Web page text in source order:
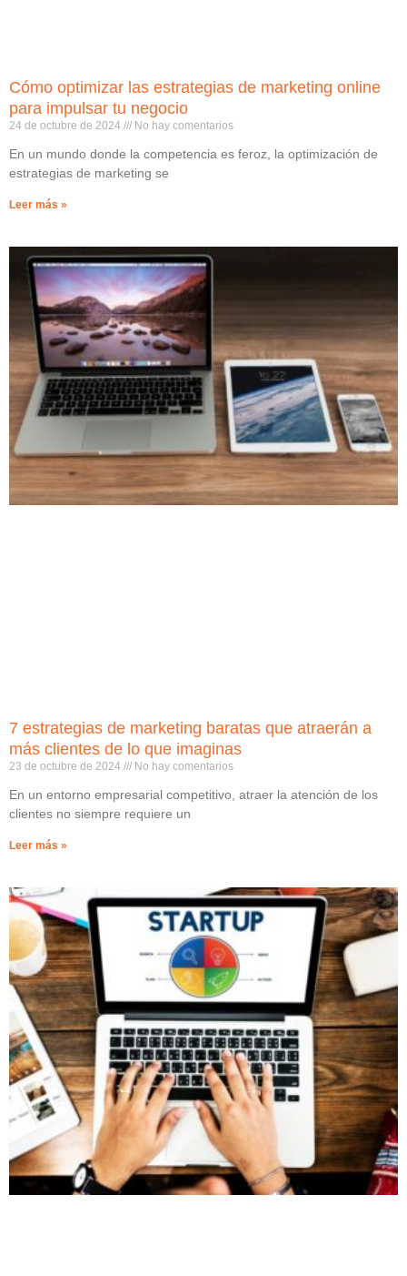
Cómo optimizar las estrategias de marketing online
para impulsar tu negocio
24 de octubre de 2024 No hay comentarios
En un mundo donde la competencia es feroz, la optimización de
estrategias de marketing se
Leer más »
7 estrategias de marketing baratas que atraerán a
más clientes de lo que imaginas
23 de octubre de 2024 No hay comentarios
En un entorno empresarial competitivo, atraer la atención de los
clientes no siempre requiere un
Leer más »